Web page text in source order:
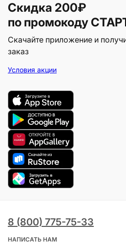
Скидка 200₽
по промокоду
Скачайте приложение и
заказ
Условия акции
8 (800) 775-75-33
НАПИСАТЬ НАМ